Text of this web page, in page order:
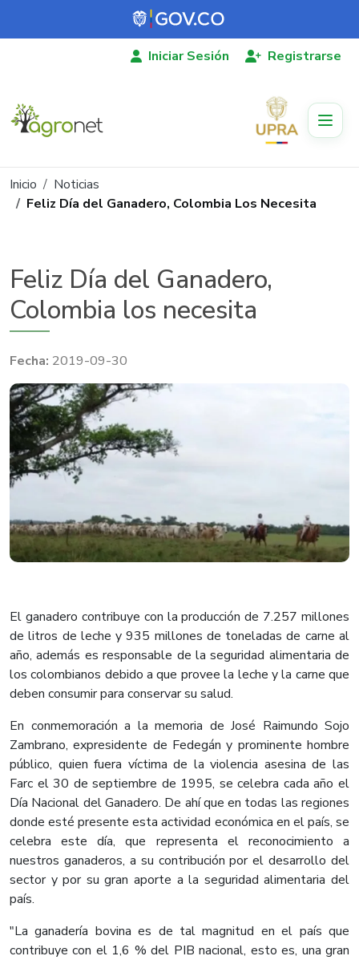
Pasar al contenido principal
Iniciar Sesión Registrarse
Ruta de navegación
Inicio
Noticias
Feliz Día del Ganadero, Colombia Los Necesita
Feliz Día del Ganadero,
Colombia los necesita
2019-09-30
El ganadero contribuye con la producción de 7.257 millones
de litros de leche y 935 millones de toneladas de carne al
año, además es responsable de la seguridad alimentaria de
los colombianos debido a que provee la leche y la carne que
deben consumir para conservar su salud.
En conmemoración a la memoria de José Raimundo Sojo
Zambrano, expresidente de Fedegán y prominente hombre
público, quien fuera víctima de la violencia asesina de las
Farc el 30 de septiembre de 1995, se celebra cada año el
Día Nacional del Ganadero. De ahí que en todas las regiones
donde esté presente esta actividad económica en el país, se
celebra este día, que representa el reconocimiento a
nuestros ganaderos, a su contribución por el desarrollo del
sector y por su gran aporte a la seguridad alimentaria del
país.
"La ganadería bovina es de tal magnitud en el país que
contribuye con el 1,6 % del PIB nacional, esto es, una gran